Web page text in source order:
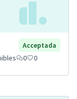
Acceptada
0 0